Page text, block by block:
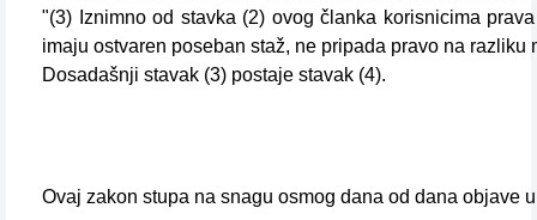
"(3) Iznimno od stavka (2) ovog članka korisnicima
imaju ostvaren poseban staž, ne pripada pravo na
Dosadašnji stavak (3) postaje stavak (4).
Ovaj zakon stupa na snagu osmog dana od dana objave